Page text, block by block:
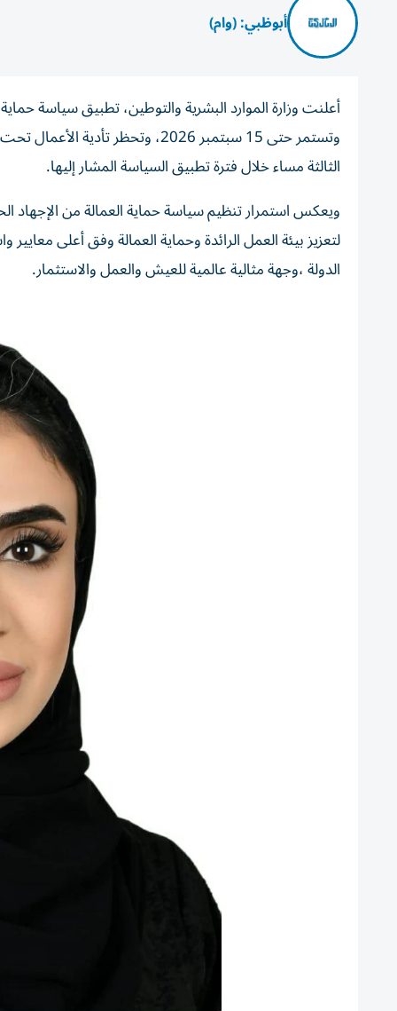
أبوظبي: (وام)
الثالثة مساء خلال فترة تطبيق السياسة المشار إليها.
ويعكس استمرار تنظيم سياسة حماية العمالة من الإجهاد
لتعزيز بيئة العمل الرائدة وحماية العمالة وفق أعلى
الدولة ،وجهة مثالية عالمية للعيش والعمل والاستثمار.